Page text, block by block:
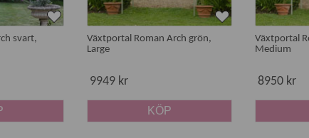
för en ombonad sittplats. Här passar frodiga
Här passar frodiga klätterväxter som är
svart,
Växtportal Roman Arch grön,
Large
9949 kr
KÖP
Växtportal
Medium
8950 kr